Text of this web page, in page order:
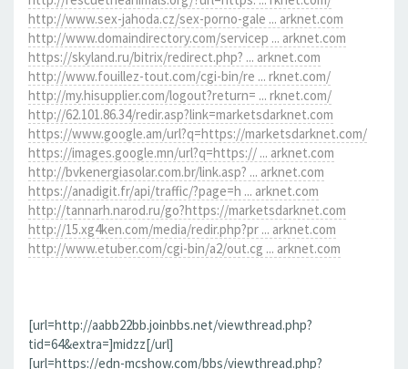
http://www.sex-jahoda.cz/sex-porno-gale ... arknet.com
http://www.domaindirectory.com/servicep ... arknet.com
https://skyland.ru/bitrix/redirect.php? ... arknet.com
http://www.fouillez-tout.com/cgi-bin/re ... rknet.com/
http://my.hisupplier.com/logout?return= ... rknet.com/
http://62.101.86.34/redir.asp?link=marketsdarknet.com
https://www.google.am/url?q=https://marketsdarknet.com/
https://images.google.mn/url?q=https:// ... arknet.com
http://bvkenergiasolar.com.br/link.asp? ... arknet.com
https://anadigit.fr/api/traffic/?page=h ... arknet.com
http://tannarh.narod.ru/go?https://marketsdarknet.com
http://15.xg4ken.com/media/redir.php?pr ... arknet.com
http://www.etuber.com/cgi-bin/a2/out.cg ... arknet.com
[url=http://aabb22bb.joinbbs.net/viewthread.php?
tid=64&extra=]midzz[/url]
[url=https://edn-mcshow.com/bbs/viewthread.php?